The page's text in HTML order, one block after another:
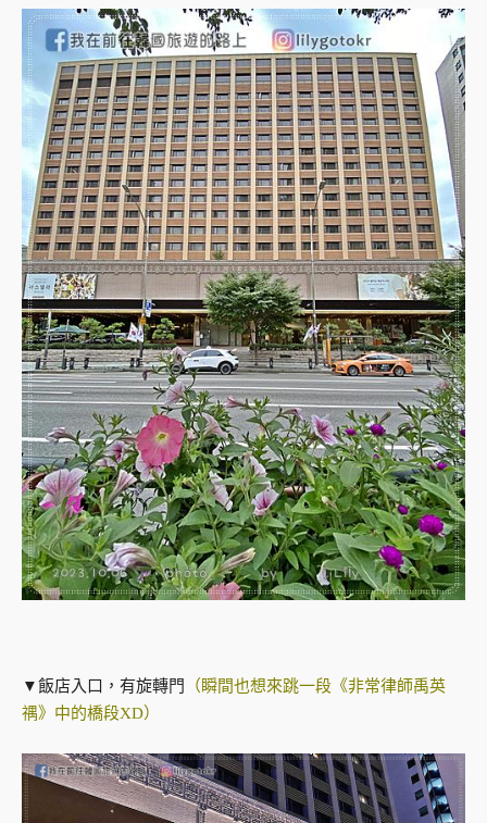
▼飯店入口，有旋轉門
（瞬間也想來跳一段《非常律師禹英
禑》中的橋段XD）